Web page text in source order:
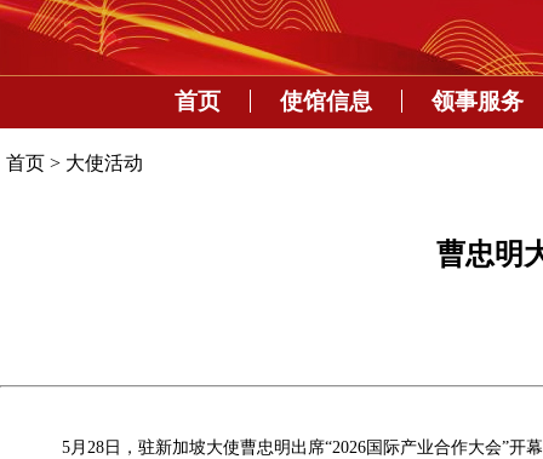
首页 使馆信息 领事服务
首页 > 大使活动
曹忠明
5月28日，驻新加坡大使曹忠明出席“2026国际产业合作大会”